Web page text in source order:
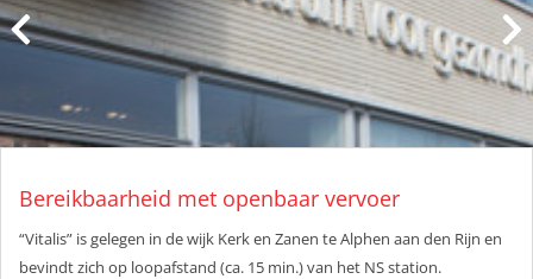
Bereikbaarheid met openbaar vervoer
“Vitalis” is gelegen in de wijk Kerk en Zanen te Alphen aan den Rijn en
bevindt zich op loopafstand (ca. 15 min.) van het NS station.